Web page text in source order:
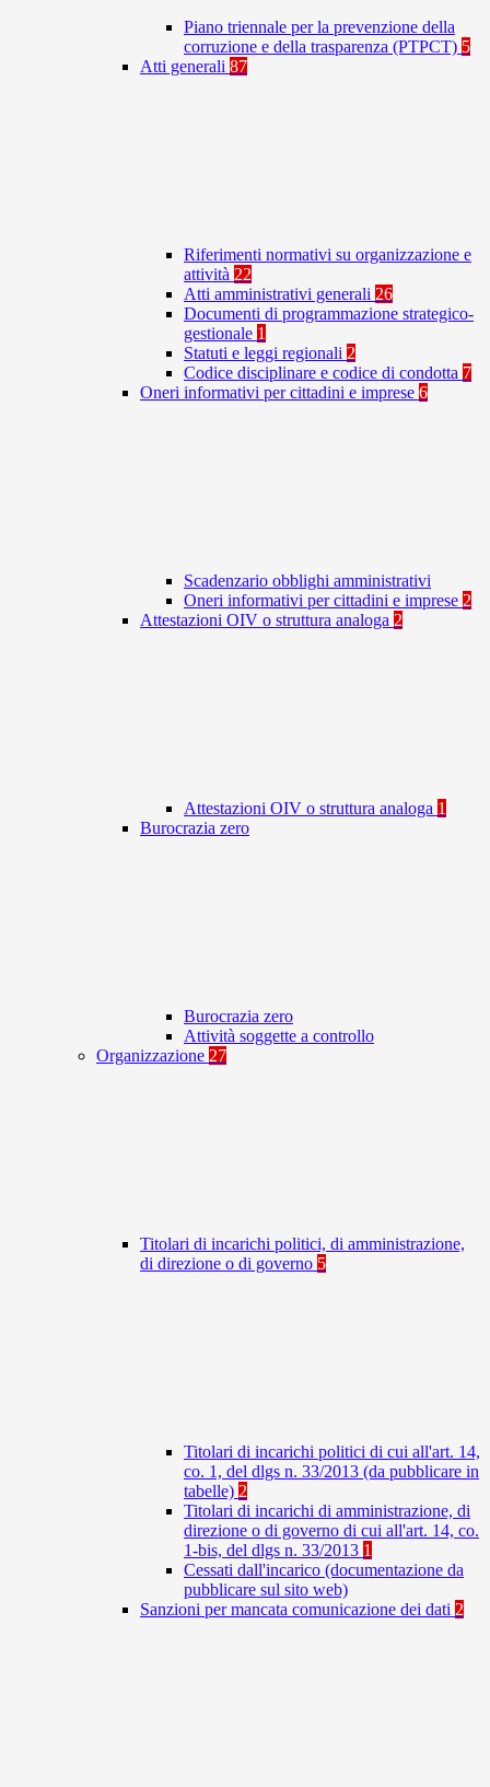
Piano triennale per la prevenzione della
corruzione e della trasparenza (PTPCT) 5
Atti generali 87
Riferimenti normativi su organizzazione e
attività 22
Atti amministrativi generali 26
Documenti di programmazione strategico-
gestionale 1
Statuti e leggi regionali 2
Codice disciplinare e codice di condotta 7
Oneri informativi per cittadini e imprese 6
Scadenzario obblighi amministrativi
Oneri informativi per cittadini e imprese 2
Attestazioni OIV o struttura analoga 2
Attestazioni OIV o struttura analoga 1
Burocrazia zero
Burocrazia zero
Attività soggette a controllo
Organizzazione 27
Titolari di incarichi politici, di amministrazione,
di direzione o di governo 5
Titolari di incarichi politici di cui all'art. 14,
co. 1, del dlgs n. 33/2013 (da pubblicare in
tabelle) 2
Titolari di incarichi di amministrazione, di
direzione o di governo di cui all'art. 14, co.
1-bis, del dlgs n. 33/2013 1
Cessati dall'incarico (documentazione da
pubblicare sul sito web)
Sanzioni per mancata comunicazione dei dati 2